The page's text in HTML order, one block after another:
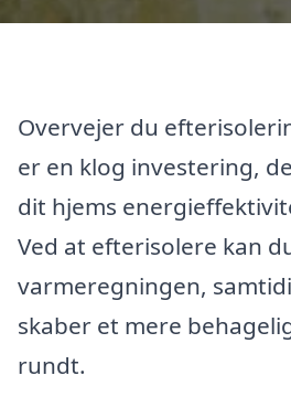
Overvejer du
er en klog investering,
dit hjems
Ved at efterisolere kan
varmeregningen,
skaber et mere
rundt.